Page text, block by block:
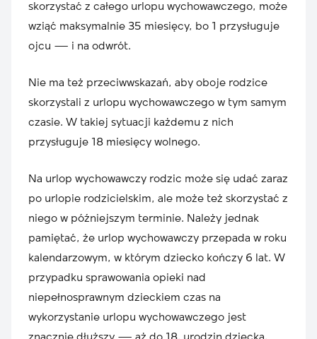
skorzystać z całego urlopu wychowawczego, może
wziąć maksymalnie 35 miesięcy, bo 1 przysługuje
ojcu — i na odwrót.
Nie ma też przeciwwskazań, aby oboje rodzice
skorzystali z urlopu wychowawczego w tym samym
czasie. W takiej sytuacji każdemu z nich
przysługuje 18 miesięcy wolnego.
Na urlop wychowawczy rodzic może się udać zaraz
po urlopie rodzicielskim, ale może też skorzystać z
niego w późniejszym terminie. Należy jednak
pamiętać, że urlop wychowawczy przepada w roku
kalendarzowym, w którym dziecko kończy 6 lat. W
przypadku sprawowania opieki nad
niepełnosprawnym dzieckiem czas na
wykorzystanie urlopu wychowawczego jest